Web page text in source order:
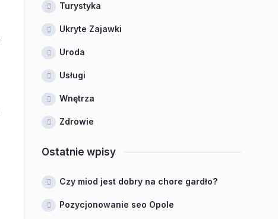
Turystyka
Ukryte Zajawki
Uroda
Usługi
Wnętrza
Zdrowie
Ostatnie wpisy
Czy miod jest dobry na chore gardło?
Pozycjonowanie seo Opole